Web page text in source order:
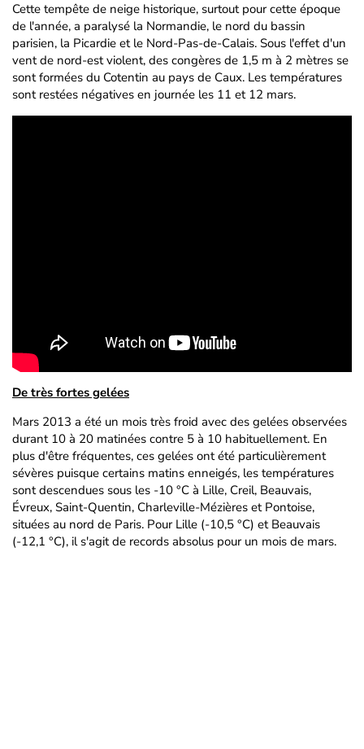
Cette tempête de neige historique, surtout pour cette époque
de l'année, a paralysé la Normandie, le nord du bassin
parisien, la Picardie et le Nord-Pas-de-Calais. Sous l'effet d'un
vent de nord-est violent, des congères de 1,5 m à 2 mètres se
sont formées du Cotentin au pays de Caux. Les températures
sont restées négatives en journée les 11 et 12 mars.
De très fortes gelées
Mars 2013 a été un mois très froid avec des gelées observées
durant 10 à 20 matinées contre 5 à 10 habituellement. En
plus d'être fréquentes, ces gelées ont été particulièrement
sévères puisque certains matins enneigés, les températures
sont descendues sous les -10 °C à Lille, Creil, Beauvais,
Évreux, Saint-Quentin, Charleville-Mézières et Pontoise,
situées au nord de Paris. Pour Lille (-10,5 °C) et Beauvais
(-12,1 °C), il s'agit de records absolus pour un mois de mars.